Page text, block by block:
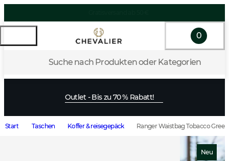
Suche nach Produkten oder Kategorien
0
Outlet - Bis zu 70 % Rabatt!
Start Taschen Koffer & reisegepäck Ranger Waistbag Tobacco Green
Neu